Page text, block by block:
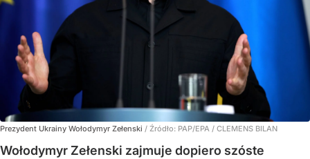
Prezydent Ukrainy Wołodymyr Zełenski / Źródło: PAP/EPA / CLEMENS BILAN
Wołodymyr Zełenski zajmuje dopiero szóste